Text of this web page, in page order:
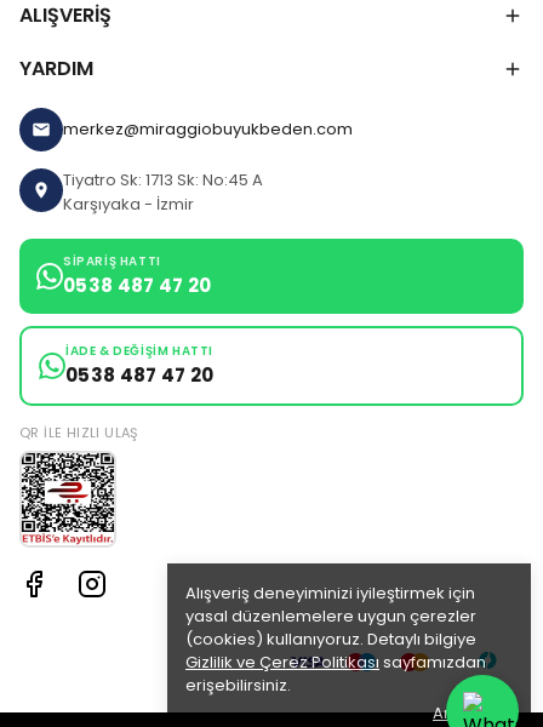
Alışveriş deneyiminizi iyileştirmek için
yasal düzenlemelere uygun çerezler
(cookies) kullanıyoruz. Detaylı bilgiye
Gizlilik ve Çerez Politikası sayfamızdan
erişebilirsiniz.
Anladım
ALIŞVERİŞ
YARDIM
merkez@miraggiobuyukbeden.com
Tiyatro Sk: 1713 Sk: No:45 A
Karşıyaka - İzmir
SIPARIŞ HATTI
0538 487 47 20
İADE & DEĞIŞIM HATTI
0538 487 47 20
QR ILE HIZLI ULAŞ